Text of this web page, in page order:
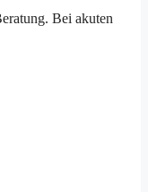
Bei akuten